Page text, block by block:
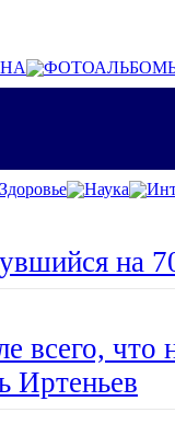
Здоровье Наука
на
всего, что
Иртеньев